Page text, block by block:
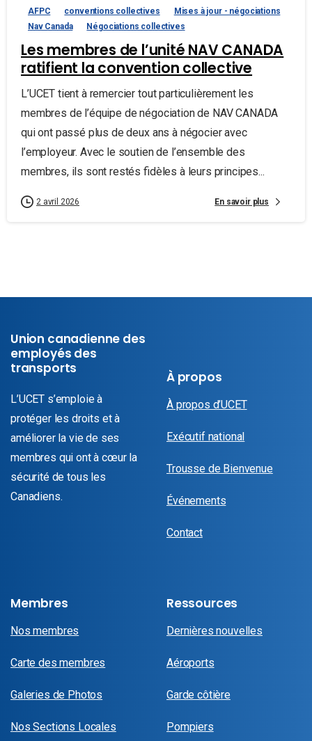
AFPC conventions collectives
Mises à jour - négociations
Nav Canada
Négociations collectives
Les membres de l’unité NAV CANADA
ratifient la convention collective
L’UCET tient à remercier tout particulièrement les
membres de l’équipe de négociation de NAV CANADA
qui ont passé plus de deux ans à négocier avec
l’employeur. Avec le soutien de l’ensemble des
membres, ils sont restés fidèles à leurs principes...
2 avril 2026 En savoir plus
Union canadienne des
employés des
transports
L’UCET s’emploie à
protéger les droits et à
améliorer la vie de ses
membres qui ont à cœur la
sécurité de tous les
Canadiens.
À propos
À propos d’UCET
Exécutif national
Trousse de Bienvenue
Événements
Contact
Membres
Nos membres
Carte des membres
Galeries de Photos
Nos Sections Locales
Ressources
Dernières nouvelles
Aéroports
Garde côtière
Pompiers